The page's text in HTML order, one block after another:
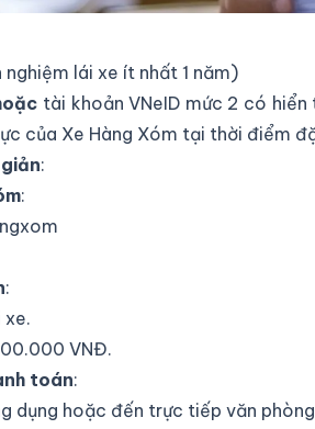
nghiệm lái xe ít nhất 1 năm)
tài khoản VNeID mức 2 có
của Xe Hàng Xóm tại thời điểm
:
:
:
xe.
VNĐ.
toán:
dụng hoặc đến trực tiếp văn